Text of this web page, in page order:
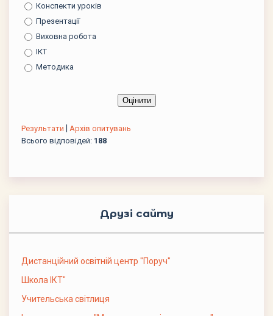
Конспекти уроків
Презентації
Виховна робота
ІКТ
Методика
Результати
Архів опитувань
Всього відповідей: 188
Друзі сайту
Дистанційний освітній центр "Поруч"
Школа ІКТ"
Учительська світлиця